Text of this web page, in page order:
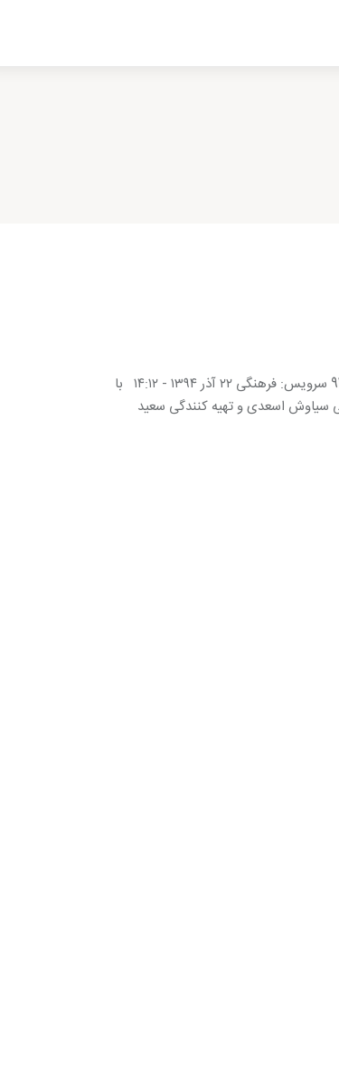
«سال تحویل» براى شرکت در جشنواره فیلم فجر کلید می‌خورد شناسه خبر: 941424 سرویس: فرهنگی ۲۲ آذر ۱۳۹۴ - ۱۴:۱۲ با
سیاوش اسعدى و تهیه کنندگى سعید